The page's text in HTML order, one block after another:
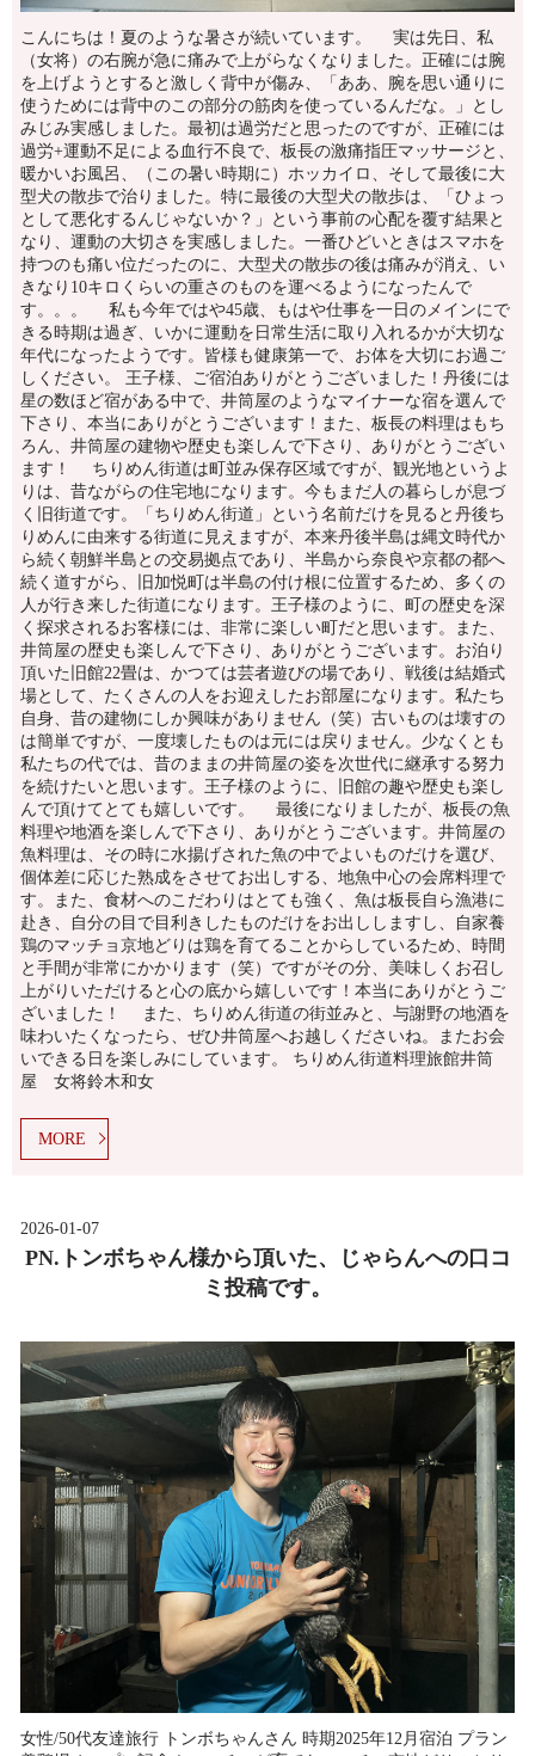
こんにちは！夏のような暑さが続いています。 実は先日、私
（女将）の右腕が急に痛みで上がらなくなりました。正確には腕
を上げようとすると激しく背中が傷み、「ああ、腕を思い通りに
使うためには背中のこの部分の筋肉を使っているんだな。」とし
みじみ実感しました。最初は過労だと思ったのですが、正確には
過労+運動不足による血行不良で、板長の激痛指圧マッサージと、
暖かいお風呂、（この暑い時期に）ホッカイロ、そして最後に大
型犬の散歩で治りました。特に最後の大型犬の散歩は、「ひょっ
として悪化するんじゃないか？」という事前の心配を覆す結果と
なり、運動の大切さを実感しました。一番ひどいときはスマホを
持つのも痛い位だったのに、大型犬の散歩の後は痛みが消え、い
きなり10キロくらいの重さのものを運べるようになったんで
す。。。 私も今年ではや45歳、もはや仕事を一日のメインにで
きる時期は過ぎ、いかに運動を日常生活に取り入れるかが大切な
年代になったようです。皆様も健康第一で、お体を大切にお過ご
しください。 王子様、ご宿泊ありがとうございました！丹後には
星の数ほど宿がある中で、井筒屋のようなマイナーな宿を選んで
下さり、本当にありがとうございます！また、板長の料理はもち
ろん、井筒屋の建物や歴史も楽しんで下さり、ありがとうござい
ます！ ちりめん街道は町並み保存区域ですが、観光地というよ
りは、昔ながらの住宅地になります。今もまだ人の暮らしが息づ
く旧街道です。「ちりめん街道」という名前だけを見ると丹後ち
りめんに由来する街道に見えますが、本来丹後半島は縄文時代か
ら続く朝鮮半島との交易拠点であり、半島から奈良や京都の都へ
続く道すがら、旧加悦町は半島の付け根に位置するため、多くの
人が行き来した街道になります。王子様のように、町の歴史を深
く探求されるお客様には、非常に楽しい町だと思います。また、
井筒屋の歴史も楽しんで下さり、ありがとうございます。お泊り
頂いた旧館22畳は、かつては芸者遊びの場であり、戦後は結婚式
場として、たくさんの人をお迎えしたお部屋になります。私たち
自身、昔の建物にしか興味がありません（笑）古いものは壊すの
は簡単ですが、一度壊したものは元には戻りません。少なくとも
私たちの代では、昔のままの井筒屋の姿を次世代に継承する努力
を続けたいと思います。王子様のように、旧館の趣や歴史も楽し
んで頂けてとても嬉しいです。 最後になりましたが、板長の魚
料理や地酒を楽しんで下さり、ありがとうございます。井筒屋の
魚料理は、その時に水揚げされた魚の中でよいものだけを選び、
個体差に応じた熟成をさせてお出しする、地魚中心の会席料理で
す。また、食材へのこだわりはとても強く、魚は板長自ら漁港に
赴き、自分の目で目利きしたものだけをお出ししますし、自家養
鶏のマッチョ京地どりは鶏を育てることからしているため、時間
と手間が非常にかかります（笑）ですがその分、美味しくお召し
上がりいただけると心の底から嬉しいです！本当にありがとうご
ざいました！ また、ちりめん街道の街並みと、与謝野の地酒を
味わいたくなったら、ぜひ井筒屋へお越しくださいね。またお会
いできる日を楽しみにしています。 ちりめん街道料理旅館井筒
屋 女将鈴木和女
MORE
2026-01-07
PN.トンボちゃん様から頂いた、じゃらんへの口コ
ミ投稿です。
女性/50代友達旅行 トンボちゃんさん 時期2025年12月宿泊 プラン